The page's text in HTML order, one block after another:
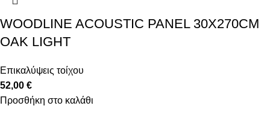
WOODLINE ACOUSTIC PANEL 30X270CM
OAK LIGHT
Επικαλύψεις τοίχου
52,00 €
Προσθήκη στο καλάθι